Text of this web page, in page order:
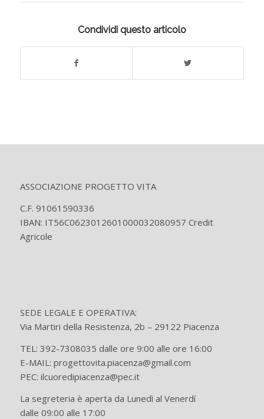
Condividi questo articolo
ASSOCIAZIONE PROGETTO VITA
C.F. 91061590336
IBAN: IT56C0623012601000032080957 Credit
Agricole
SEDE LEGALE E OPERATIVA:
Via Martiri della Resistenza, 2b – 29122 Piacenza
TEL: 392-7308035 dalle ore 9:00 alle ore 16:00
E-MAIL: progettovita.piacenza@gmail.com
PEC: ilcuoredipiacenza@pec.it
La segreteria è aperta da Lunedì al Venerdí
dalle 09:00 alle 17:00